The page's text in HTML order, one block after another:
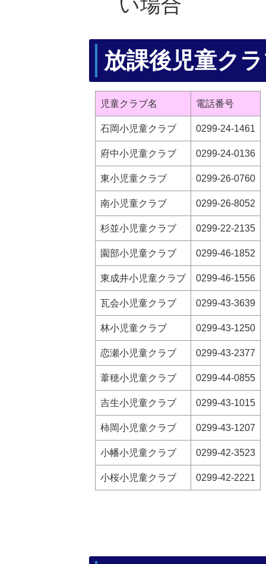
放課後児童ク
児童クラブ名 電話番号
石岡小児童クラブ 0299-24-1461
府中小児童クラブ 0299-24-0136
東小児童クラブ 0299-26-0760
南小児童クラブ 0299-26-8052
杉並小児童クラブ 0299-22-2135
園部小児童クラブ 0299-46-1852
東成井小児童クラブ 0299-46-1556
瓦会小児童クラブ 0299-43-3639
林小児童クラブ 0299-43-1250
恋瀬小児童クラブ 0299-43-2377
葦穂小児童クラブ 0299-44-0855
吉生小児童クラブ 0299-43-1015
柿岡小児童クラブ 0299-43-1207
小幡小児童クラブ 0299-42-3523
小桜小児童クラブ 0299-42-2221